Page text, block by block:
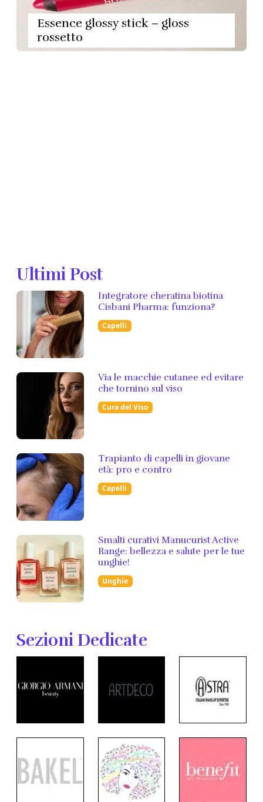
Essence glossy stick – gloss
rossetto
Ultimi Post
Integratore cheratina biotina
Cisbani Pharma: funziona?
Capelli
Via le macchie cutanee ed evitare
che tornino sul viso
Cura del Viso
Trapianto di capelli in giovane
età: pro e contro
Capelli
Smalti curativi Manucurist Active
Range: bellezza e salute per le tue
unghie!
Unghie
Sezioni Dedicate